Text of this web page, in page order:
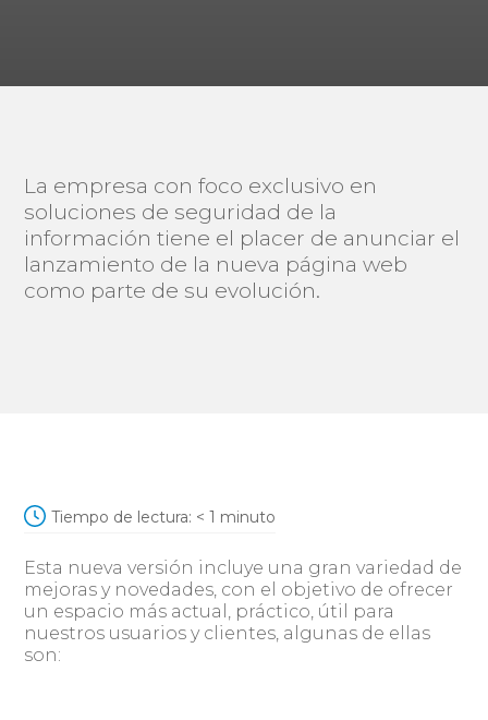
La empresa con foco exclusivo en
soluciones de seguridad de la
información tiene el placer de anunciar el
lanzamiento de la nueva página web
como parte de su evolución.
Tiempo de lectura: < 1 minuto
Esta nueva versión incluye una gran variedad de
mejoras y novedades, con el objetivo de ofrecer
un espacio más actual, práctico, útil para
nuestros usuarios y clientes, algunas de ellas
son: